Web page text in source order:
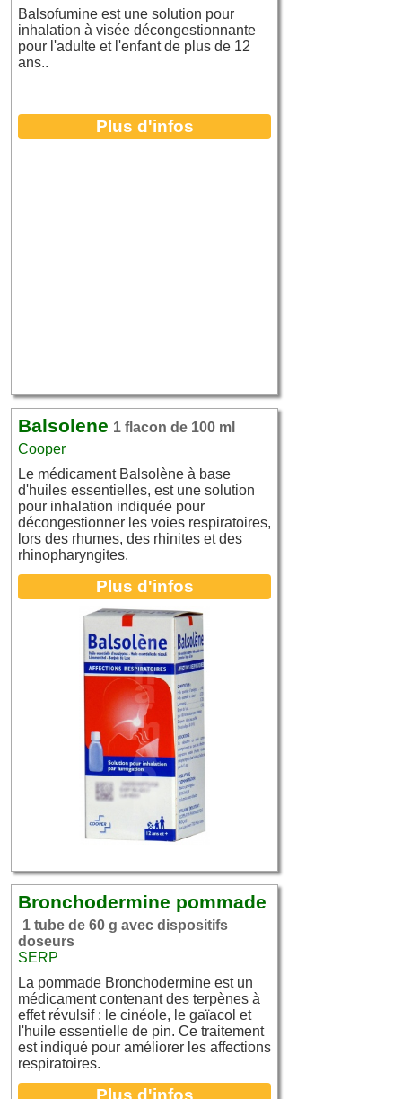
Balsofumine est une solution pour
inhalation à visée décongestionnante
pour l'adulte et l'enfant de plus de 12
ans..
Plus d'infos
Balsolene 1 flacon de 100 ml
Cooper
Le médicament Balsolène à base
d'huiles essentielles, est une solution
pour inhalation indiquée pour
décongestionner les voies respiratoires,
lors des rhumes, des rhinites et des
rhinopharyngites.
Plus d'infos
Bronchodermine pommade
1 tube de 60 g avec dispositifs
doseurs
SERP
La pommade Bronchodermine est un
médicament contenant des terpènes à
effet révulsif : le cinéole, le gaïacol et
l'huile essentielle de pin. Ce traitement
est indiqué pour améliorer les affections
respiratoires.
Plus d'infos